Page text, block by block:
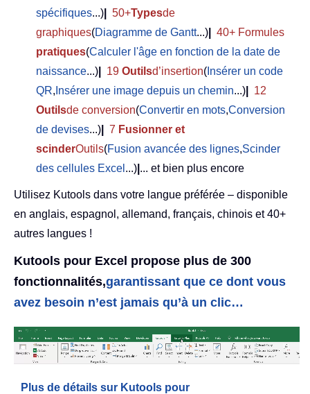
spécifiques...) 50+Typesde
graphiques(Diagramme de Gantt...)
40+ Formules
pratiques(Calculer l'âge en fonction de la date de
naissance...) 19 Outilsd’insertion( Insérer un code
QR, Insérer une image depuis un chemin...)
12
Outilsde conversion(Convertir en mots,Conversion
de devises...) 7 Fusionner et
scinderOutils(Fusion avancée des lignes,Scinder
des cellules Excel ...) ... et bien plus encore
Utilisez Kutools dans votre langue préférée – disponible
en anglais, espagnol, allemand, français, chinois et 40+
autres langues !
Kutools pour Excel propose plus de 300
fonctionnalités,garantissant que ce dont vous
avez besoin n’est jamais qu’à un clic…
Plus de détails sur Kutools pour